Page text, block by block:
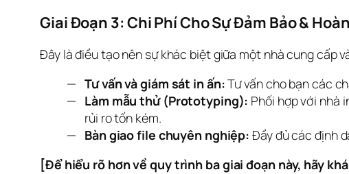
Giai Đoạn 3: Chi Phí Cho Sự Đảm Bảo &
Đây là điều tạo nên sự khác biệt giữa một nhà cung cấp
Tư vấn và giám sát in ấn:Tư vấn cho bạn các
Làm mẫu thử (Prototyping): Phối hợp với nhà
rủi ro tốn kém.
Bàn giao file chuyên nghiệp: Đầy đủ các định
[Để hiểu rõ hơn về quy trình ba giai đoạn này, hãy